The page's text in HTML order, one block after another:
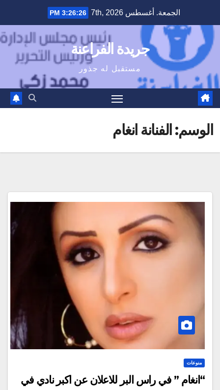
content
الجمعة. أغسطس 7th, 2026 3:26:27 PM
جريدة الفراعنة
مستقبل له جذور
الوسم: الفنانة انغام
منوعات
“انغام ” في راس البر للاعلان عن اكبر نادي في